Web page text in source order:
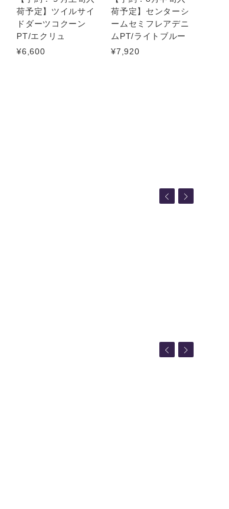
荷予定】ツイルサイ
ドダーツコクーン
PT/エクリュ
¥6,600
荷予定】センターシ
ームセミフレアデニ
ムPT/ライトブルー
¥7,920